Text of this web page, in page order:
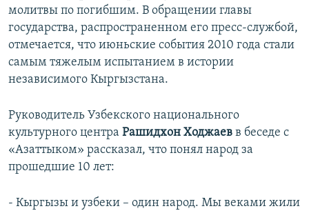
молитвы по погибшим. В обращении главы
государства, распространенном его пресс-службой,
отмечается, что июньские события 2010 года стали
самым тяжелым испытанием в истории
независимого Кыргызстана.
Руководитель Узбекского национального
культурного центра Рашидхон Ходжаев в беседе с
«Азаттыком» рассказал, что понял народ за
прошедшие 10 лет:
- Кыргызы и узбеки – один народ. Мы веками жили